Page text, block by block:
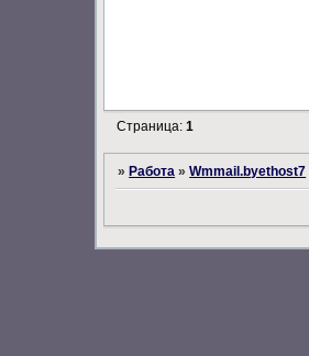
Страница:1
» Работа »Wmmail.byethost7